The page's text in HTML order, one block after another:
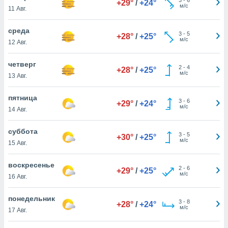
действия
рекламу
нашей
cookie
cookie
в
нашего
11 Авг.
+29° / +24°
м/с
среда
12 Авг.
+28° / +25° 3- 5
м/с
четверг
13 Авг.
+28° / +25° 2- 4
м/с
пятница
14 Авг.
+29° / +24° 3- 6
м/с
суббота
15 Авг.
+30° / +25° 3- 5
м/с
воскресенье
16 Авг.
+29° / +25° 2- 6
м/с
понедельник
17 Авг.
+28° / +24° 3- 8
м/с